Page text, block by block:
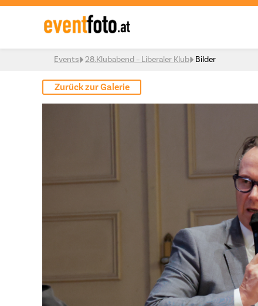
Skip to content
Events 28.Klubabend – Liberaler Klub Bilder
Zurück zur Galerie